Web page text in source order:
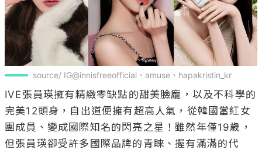
source/ IG@innisfreeofficial、amuse、hapakristin_kr
IVE張員瑛擁有精緻零缺點的甜美臉龐，以及不科學的
完美12頭身，自出道便擁有超高人氣，從韓國當紅女
團成員、變成國際知名的閃亮之星！雖然年僅19歲，
但張員瑛卻受許多國際品牌的青睞、握有滿滿的代